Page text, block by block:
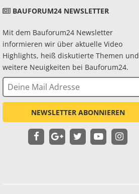
BAUFORUM24 NEWSLETTER
Mit dem Bauforum24 Newsletter
informieren wir über aktuelle Video
Highlights, heiß diskutierte Themen und
weitere Neuigkeiten bei Bauforum24.
NEWSLETTER ABONNIEREN